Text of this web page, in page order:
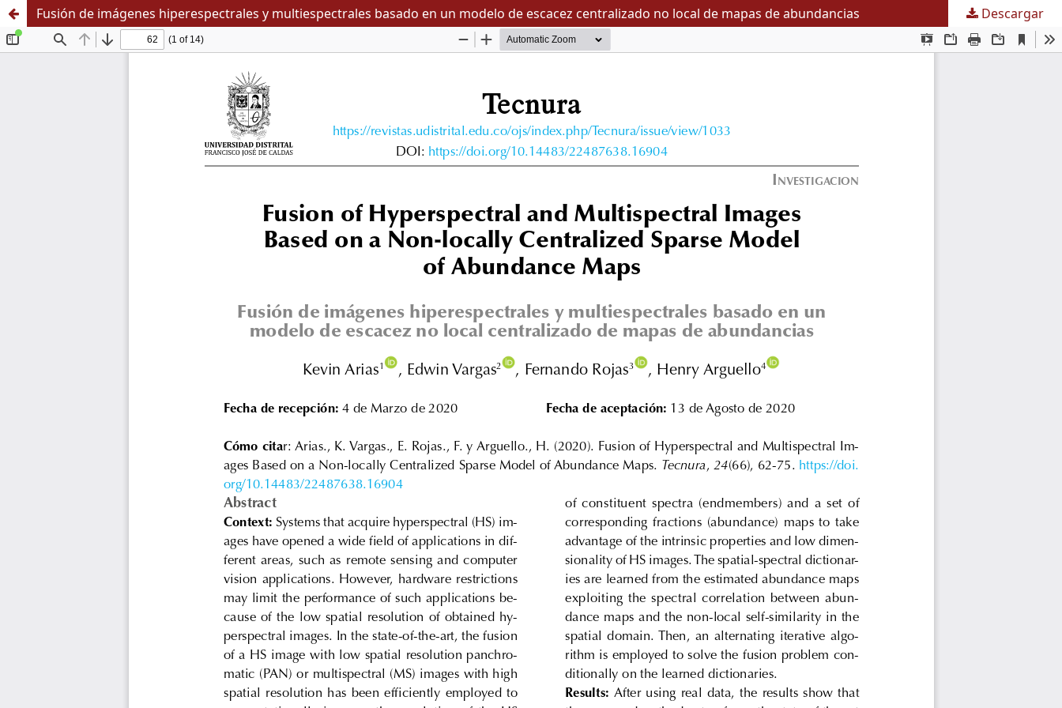
Fusión de imágenes hiperespectrales y multiespectrales basado en un modelo de escacez centralizado no local de mapas de abundancias Descargar